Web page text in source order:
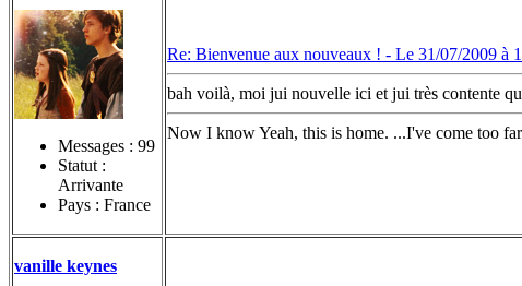
Messages : 99
Statut :
Arrivante
Pays : France
Re: Bienvenue aux nouveaux ! - Le 31/07/2009 à
bah voilà, moi jui nouvelle ici et jui très contente
Now I know Yeah, this is home. ...I've come too
vanille keynes